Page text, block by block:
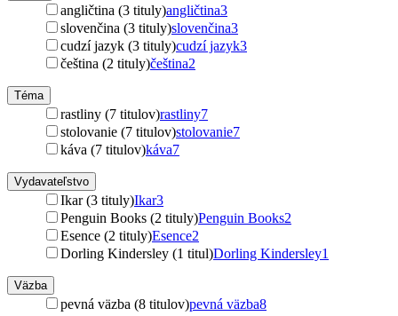
angličtina (3 tituly)angličtina3
slovenčina (3 tituly)slovenčina3
cudzí jazyk (3 tituly)cudzí jazyk3
čeština (2 tituly)čeština2
Téma
rastliny (7 titulov)rastliny7
stolovanie (7 titulov)stolovanie7
káva (7 titulov)káva7
Vydavateľstvo
Ikar (3 tituly)Ikar3
Penguin Books (2 tituly)Penguin Books2
Esence (2 tituly)Esence2
Dorling Kindersley (1 titul)Dorling Kindersley1
Väzba
pevná väzba (8 titulov)pevná väzba8